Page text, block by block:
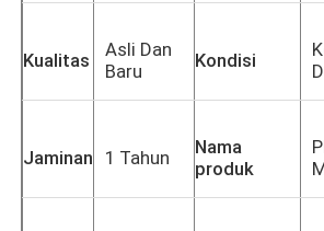
Kualitas
Asli Dan
Baru
Kondisi
Jaminan 1 Tahun
Nama
produk